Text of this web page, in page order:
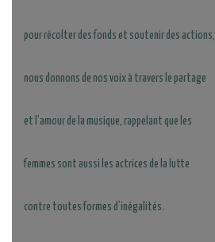
pour récolter des fonds et soutenir des actions,
nous donnons de nos voix à travers le partage
et l’amour de la musique, rappelant que les
femmes sont aussi les actrices de la lutte
contre toutes formes d’inégalités.